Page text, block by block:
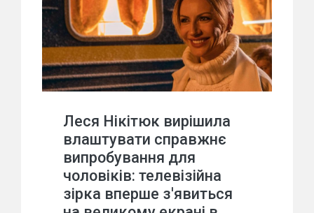
Леся Нікітюк вирішила
влаштувати справжнє
випробування для
чоловіків: телевізійна
зірка вперше з'явиться